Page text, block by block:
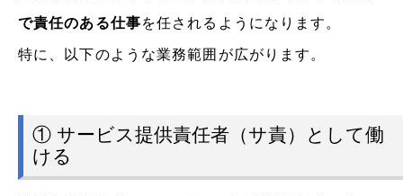
で責任のある仕事を任されるようになります。
特に、以下のような業務範囲が広がります。
① サービス提供責任者（サ責）として働
ける